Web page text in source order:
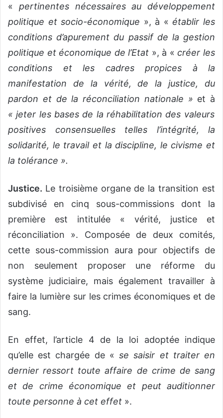
« pertinentes nécessaires au développement
politique et socio-économique », à «établir les
conditions d’apurement du passif de la gestion
politique et économique de l’Etat », à «créer les
conditions et les cadres propices à la
manifestation de la vérité, de la justice, du
pardon et de la réconciliation nationale » et à
« jeter les bases de la réhabilitation des valeurs
positives consensuelles telles l’intégrité, la
solidarité, le travail et la discipline, le civisme et
la tolérance ».
Justice. Le troisième organe de la transition est
subdivisé en cinq sous-commissions dont la
première est intitulée « vérité, justice et
réconciliation ». Composée de deux comités,
cette sous-commission aura pour objectifs de
non seulement proposer une réforme du
système judiciaire, mais également travailler à
faire la lumière sur les crimes économiques et de
sang.
En effet, l’article 4 de la loi adoptée indique
qu’elle est chargée de «se saisir et traiter en
dernier ressort toute affaire de crime de sang
et de crime économique et peut auditionner
toute personne à cet effet ».